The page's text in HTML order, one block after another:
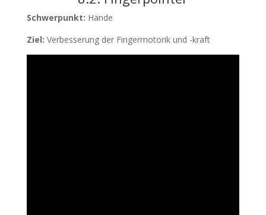
Schwerpunkt: Hände
Ziel: Verbesserung der Fingermotorik und -kraft